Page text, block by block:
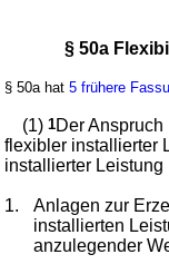
§ 50a
§ 50a hat5 frühere
(1)1Der Anspruch
flexibler installierter
installierter
1.
Anlagen zur
installierten
anzulegender